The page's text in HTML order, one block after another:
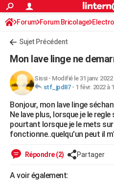
ACTUALITÉS
Politique
Société
Faits Divers
Education
Monde
Villes
+
FINANCE
Retraite
Impôts
Epargne
Immobilier
Risques naturels par ville
Banque
Assurance
Crédit
AUTO
Essais
Réserver un essai
Citadines
Berlines
SUV
Forum auto
+HIGH-TECH
Mobiles
Meilleur smartphone
Internet
Ordinateurs
Jeux vidéo
Guide high-tech
+BRICOLAGE
Forum
Aménagement intérieur
Extérieur
Cuisine
Salle de bains
Jardinage
Rangement
WEEK-END
LIFESTYLE
Forum Forum Bricolage
Sujet Précédent
Mon lave linge ne
Sissi- Modifié le 31 janv. 2022
stf_jpd87- 1 févr. 2022 à
Bonjour, mon lave linge
Ne lave plus, lorsque je le
pourtant lorsque je le mets
fonctionne..quelqu'un peut il
Répondre (2) Partager
A voir également: